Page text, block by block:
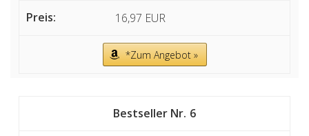
16,97 EUR
*Zum Angebot »
6